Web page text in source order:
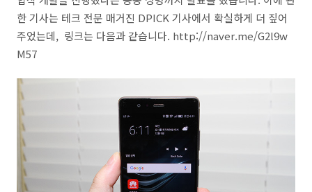
한 기사는 테크 전문 매거진 DPICK 기사에서 확실하게 더 짚어
주었는데, 링크는 다음과 같습니다. http://naver.me/G2l9w
M57